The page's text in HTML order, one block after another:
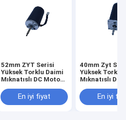
52mm ZYT Serisi
Yüksek Torklu Daimi
Mıknatıslı DC Motor
4300RPMEn iyi fiyat
40mm Zyt
Yüksek Torklu
Mıknatıslı Dc
4800rpm
En iyi